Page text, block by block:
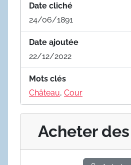
Date cliché
24/06/1891
Date ajoutée
22/12/2022
Mots clés
Château, Cour
Acheter